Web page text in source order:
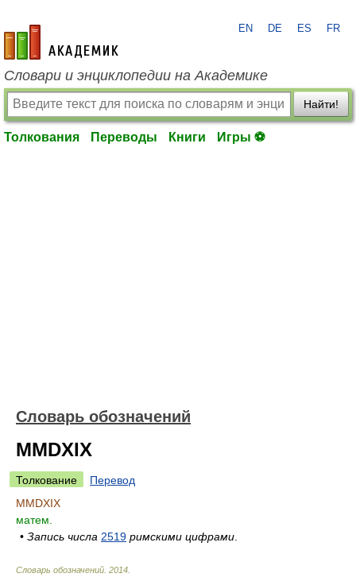
academic.ru
EN DE ES FR
Словари и энциклопедии на Академике
Найти!
Толкования Переводы Книги Игры ⚽
Словарь обозначений
MMDXIX
Толкование
Перевод
MMDXIX
матем.
• Запись числа 2519 римскими цифрами
Словарь обозначений 2014